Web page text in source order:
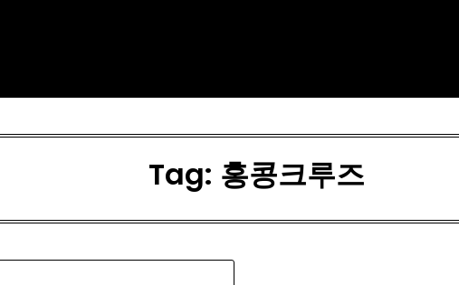
Tag: 홍콩크루즈